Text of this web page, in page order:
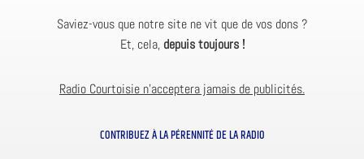
Saviez-vous que notre site ne vit que de vos dons ?
Et, cela, depuis toujours !
Radio Courtoisie n’acceptera jamais de publicités.
CONTRIBUEZ À LA PÉRENNITÉ DE LA RADIO